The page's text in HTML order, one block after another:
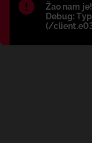
Błąd:
Žao nam
Debug:
(/